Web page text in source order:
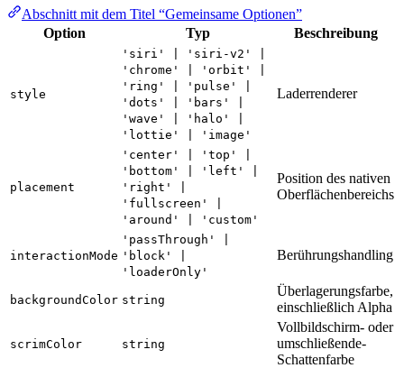
Abschnitt mit dem Titel “Gemeinsame Optionen”
Option
Typ Beschreibung
style
'siri' | 'siri-v2' |
'chrome' | 'orbit' |
'ring' | 'pulse' |
'dots' | 'bars' |
'wave' | 'halo' |
'lottie' | 'image'
Laderrenderer
placement
'center' | 'top' |
'bottom' | 'left' |
'right' |
'fullscreen' |
'around' | 'custom'
Position des nativen
Oberflächenbereichs
interactionMode
'passThrough' |
'block' |
'loaderOnly'
Berührungshandling
backgroundColor string
Überlagerungsfarbe,
einschließlich Alpha
scrimColor string
Vollbildschirm- oder
umschließende-
Schattenfarbe